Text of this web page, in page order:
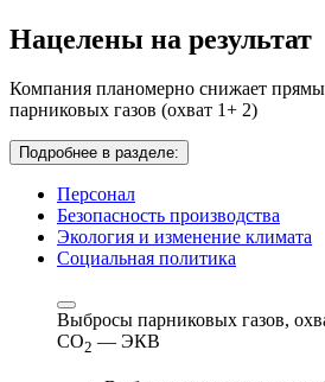
Нацелены на результат
Компания планомерно снижает
парниковых газов (охват 1+ 2)
Подробнее в разделе:
Персонал
Безопасность производства
Экология и изменение климата
Социальная политика
Выбросы парниковых газов,
СО2 — ЭКВ